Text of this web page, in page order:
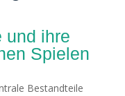
und ihre
Spielen
Bestandteile